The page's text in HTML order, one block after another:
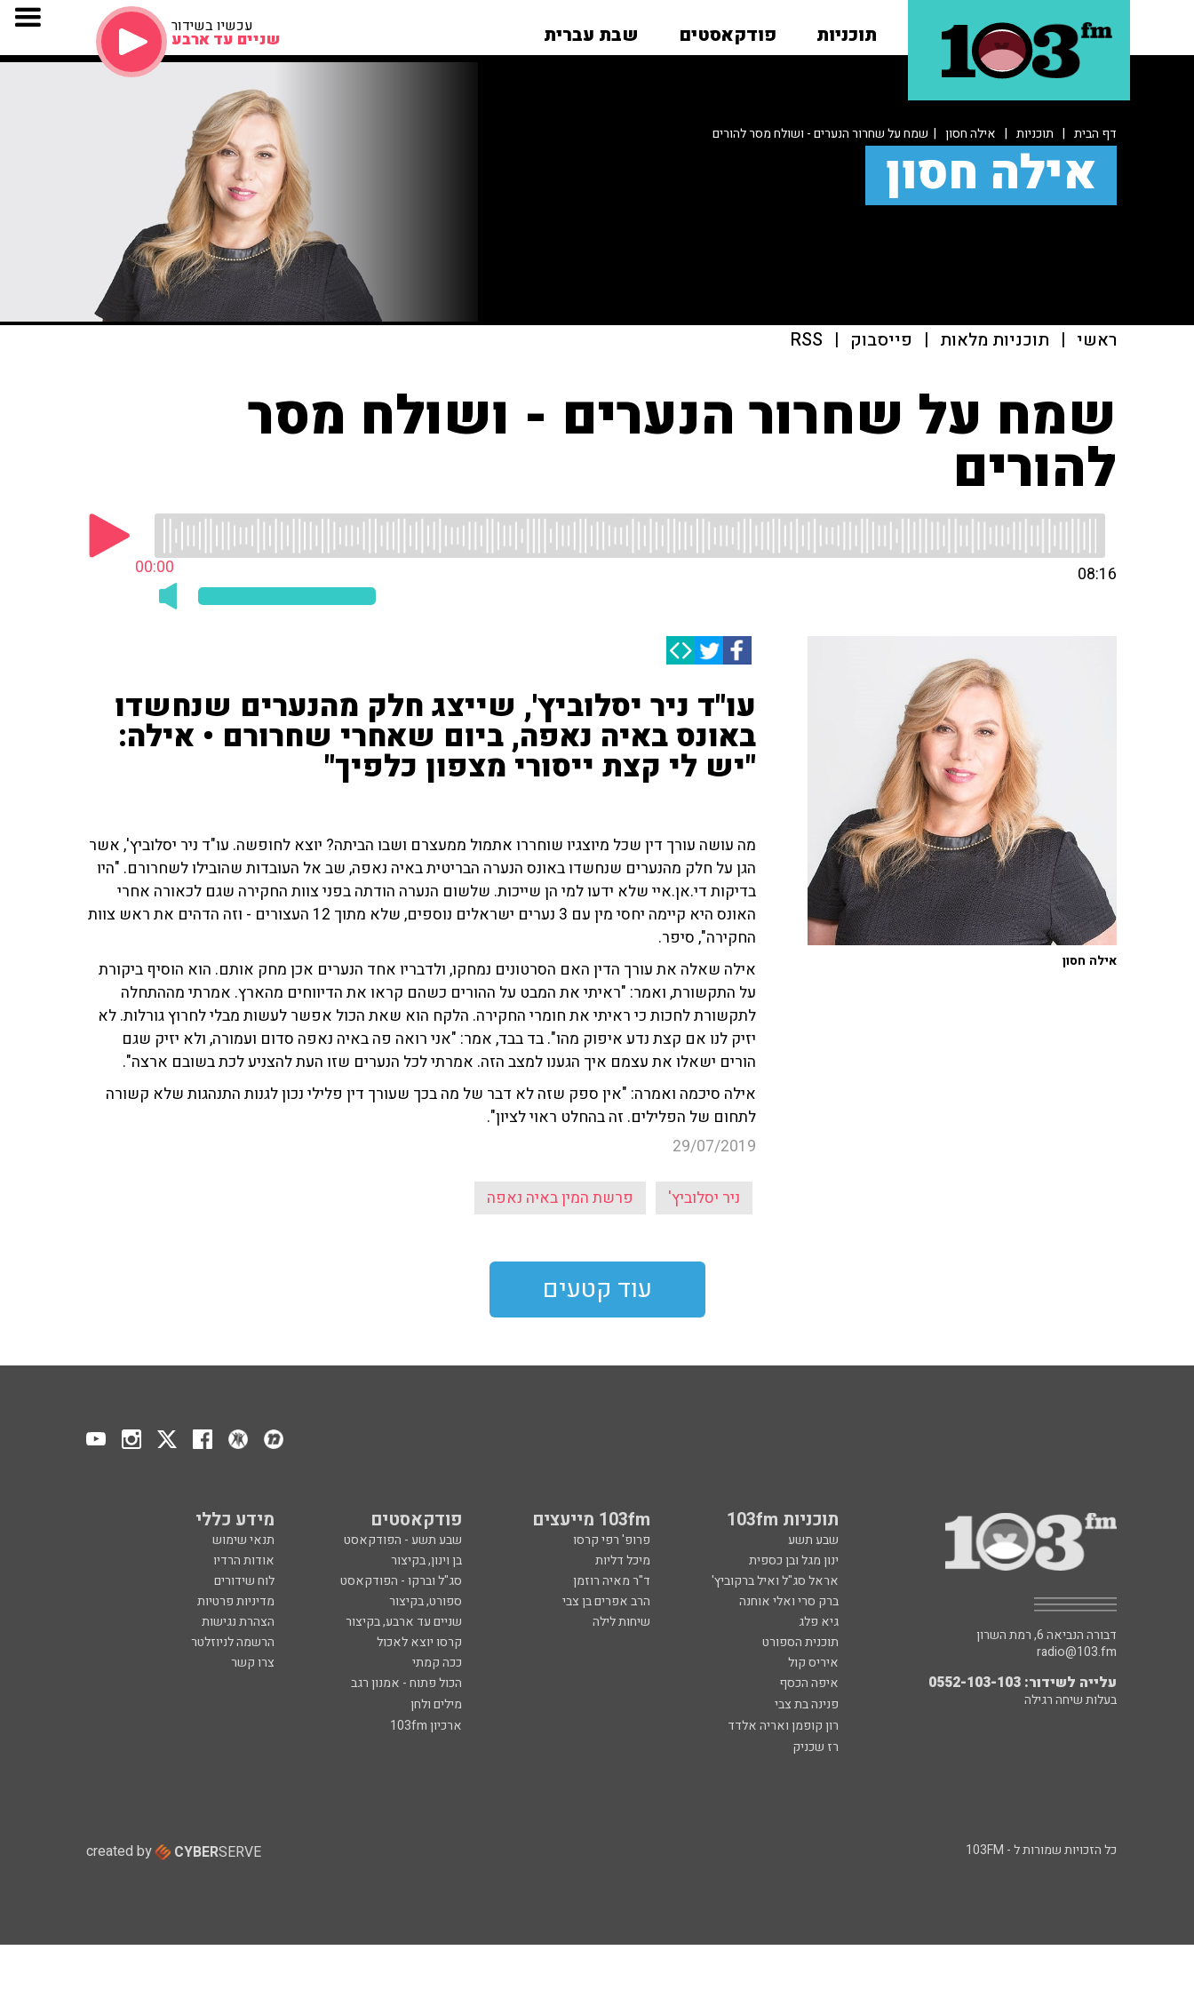
תוכניות פודקאסטים שבת עברית עכשיו בשידור
שניים עד ארבע
דף הבית | תוכניות | אילה חסון | שמח על שחרור הנערים - ושולח מסר להורים
אילה חסון
ראשי | תוכניות מלאות | פייסבוק |
RSS
שמח על שחרור הנערים - ושולח מסר
להורים
00:00 08:16
עו"ד ניר יסלוביץ', שייצג חלק מהנערים שנחשדו
באונס באיה נאפה, ביום שאחרי שחרורם • אילה:
"יש לי קצת ייסורי מצפון כלפיך"
מה עושה עורך דין שכל מיוצגיו שוחררו אתמול ממעצרם ושבו הביתה? יוצא לחופשה. עו"ד ניר יסלוביץ', אשר
הגן על חלק מהנערים שנחשדו באונס הנערה הבריטית באיה נאפה, שב אל העובדות שהובילו לשחרורם. "היו
בדיקות די.אן.איי שלא ידעו למי הן שייכות. שלשום הנערה הודתה בפני צוות החקירה שגם לכאורה אחרי
האונס היא קיימה יחסי מין עם 3 נערים ישראלים נוספים, שלא מתוך 12 העצורים - וזה הדהים את ראש צוות
החקירה", סיפר.
אילה שאלה את עורך הדין האם הסרטונים נמחקו, ולדבריו אחד הנערים אכן מחק אותם. הוא הוסיף ביקורת
על התקשורת, ואמר: "ראיתי את המבט על ההורים כשהם קראו את הדיווחים מהארץ. אמרתי מההתחלה
לתקשורת לחכות כי ראיתי את חומרי החקירה. הלקח הוא שאת הכול אפשר לעשות מבלי לחרוץ גורלות. לא
יזיק לנו אם קצת נדע איפוק מהו". בד בבד, אמר: "אני רואה פה באיה נאפה סדום ועמורה, ולא יזיק שגם
הורים ישאלו את עצמם איך הגענו למצב הזה. אמרתי לכל הנערים שזו העת להצניע לכת בשובם ארצה".
אילה סיכמה ואמרה: "אין ספק שזה לא דבר של מה בכך שעורך דין פלילי נכון לגנות התנהגות שלא קשורה
לתחום של הפלילים. זה בהחלט ראוי לציון".
29/07/2019
ניר יסלוביץ' פרשת המין באיה נאפה
אילה חסון
עוד קטעים
תוכניות 103fm 103fm מייעצים פודקאסטים מידע כללי
שבע תשע פרופ' רפי קרסו שבע תשע - הפודקאסט
תנאי שימוש
ינון מגל ובן כספית
מיכל דליות בן וינון, בקיצור
אודות הרדיו
אראל סג"ל ואיל ברקוביץ'
ד"ר מאיה רוזמן סג"ל וברקו - הפודקאסט
לוח שידורים
ברק סרי ואלי אוחנה
הרב אפרים בן צבי ספורט, בקיצור
מדיניות פרטיות
גיא פלג
שיחות לילה שניים עד ארבע, בקיצור
הצהרת נגישות
תוכנית הספורט
קרסו יוצא לאכול
הרשמה לניוזלטר
איריס קול
ככה קמתי
צרו קשר
איפה הכסף
הכול פתוח - אמנון רגב
פנינה בת צבי
מילים ולחן
רון קופמן ואריה אלדד
ארכיון 103fm
רז שכניק
דבורה הנביאה 6, רמת השרון
radio@103.fm
עלייה לשידור: 0552-103-103
בעלות שיחה רגילה
כל הזכויות שמורות ל - 103FM created by CYBERSERVE